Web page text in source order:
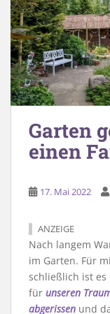
Garten
einen
17. Mai 2022
ANZEIGE
Nach langem
im Garten. Für
schließlich ist es
für unseren
abgerissen und